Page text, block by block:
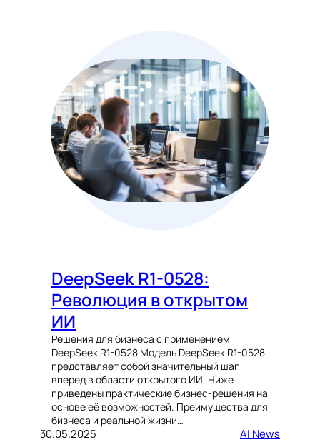
DeepSeek R1-0528:
Революция в открытом
ИИ
Решения для бизнеса с применением
DeepSeek R1-0528 Модель DeepSeek R1-0528
представляет собой значительный шаг
вперед в области открытого ИИ. Ниже
приведены практические бизнес-решения на
основе её возможностей. Преимущества для
бизнеса и реальной жизни…
30.05.2025 AI News